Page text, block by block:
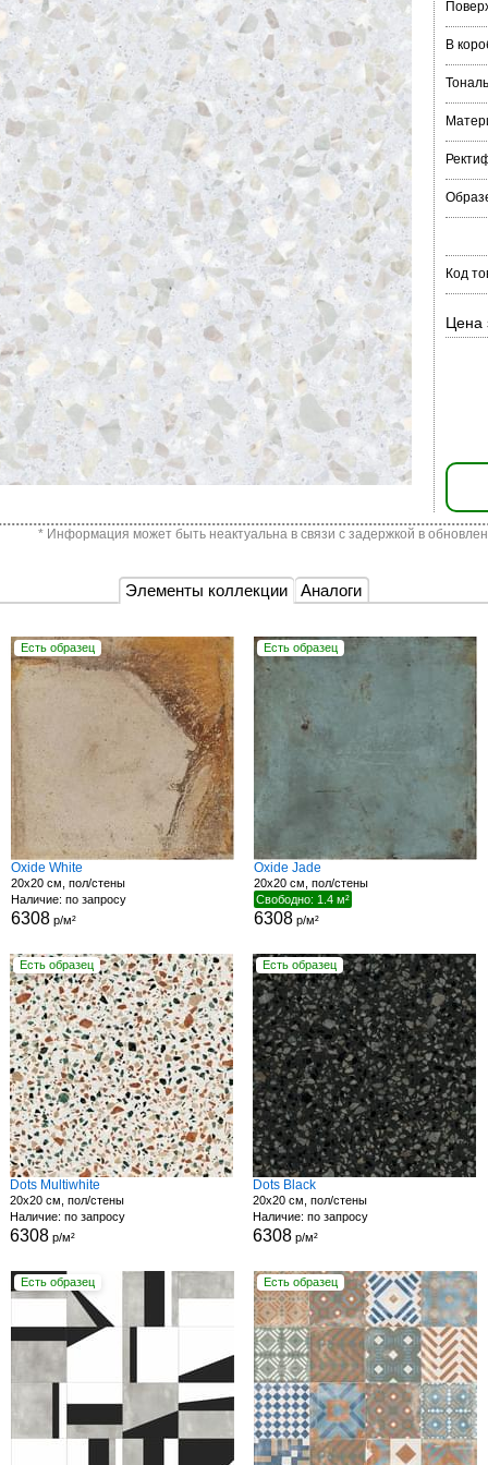
В
Код
Цена
* Информация может быть неактуальна в связи с задержкой в
Элементы коллекции Аналоги
Есть образец
Oxide White
20x20 см, пол/стены
Наличие: по запросу
6308р/м²
Есть образец
Oxide Jade
20x20 см, пол/стены
Свободно: 1.4 м²
6308 р/м²
Есть образец
Dots Multiwhite
20x20 см, пол/стены
Наличие: по запросу
6308р/м²
Есть образец
Dots Black
20x20 см, пол/стены
Наличие: по запросу
6308 р/м²
Есть образец Есть образец